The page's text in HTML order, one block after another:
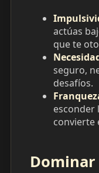
actúas
que te
seguro,
desafíos.
esconder
convierte